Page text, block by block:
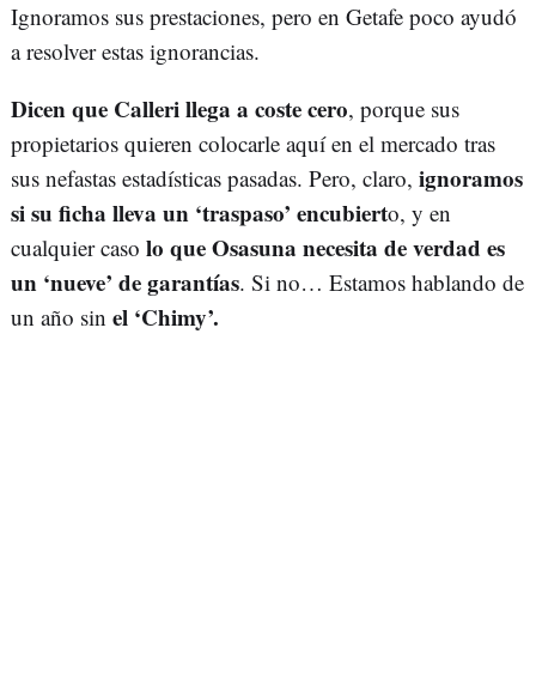
Ignoramos sus prestaciones, pero en Getafe poco ayudó
a resolver estas ignorancias.
Dicen que Calleri llega a coste cero, porque sus
propietarios quieren colocarle aquí en el mercado tras
sus nefastas estadísticas pasadas. Pero, claro, ignoramos
si su ficha lleva un ‘traspaso’ encubierto, y en
cualquier caso lo que Osasuna necesita de verdad es
un ‘nueve’ de garantías. Si no… Estamos hablando de
un año sin el ‘Chimy’.